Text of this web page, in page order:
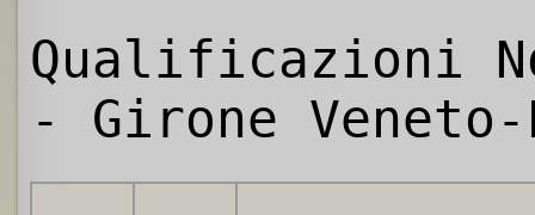
Qualificazioni
- Girone